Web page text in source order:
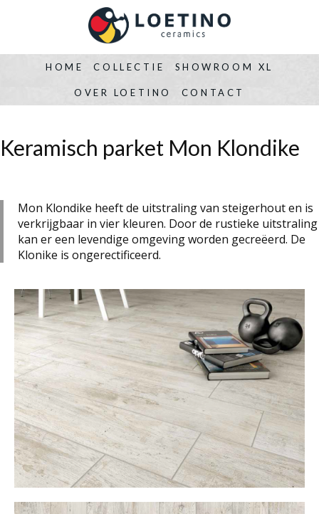
HOME COLLECTIE SHOWROOM XL
OVER LOETINO CONTACT
Keramisch parket Mon Klondike
Mon Klondike heeft de uitstraling van steigerhout en is
verkrijgbaar in vier kleuren. Door de rustieke uitstraling
kan er een levendige omgeving worden gecreëerd. De
Klonike is ongerectificeerd.